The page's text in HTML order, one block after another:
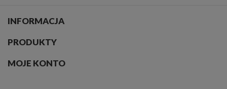
INFORMACJA
PRODUKTY
MOJE KONTO